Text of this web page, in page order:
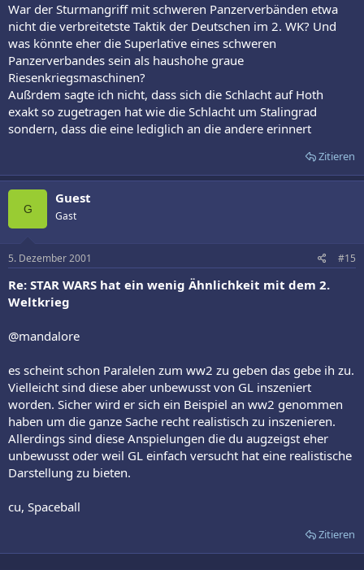
War der Sturmangriff mit schweren Panzerverbänden etwa
nicht die verbreitetste Taktik der Deutschen im 2. WK? Und
was könnte eher die Superlative eines schweren
Panzerverbandes sein als haushohe graue
Riesenkriegsmaschinen?
Außrdem sagte ich nicht, dass sich die Schlacht auf Hoth
exakt so zugetragen hat wie die Schlacht um Stalingrad
sondern, dass die eine lediglich an die andere erinnert
Zitieren
G
Guest
Gast
5. Dezember 2001 #15
Re: STAR WARS hat ein wenig Ähnlichkeit mit dem 2.
Weltkrieg
@mandalore
es scheint schon Paralelen zum ww2 zu geben das gebe ih zu.
Vielleicht sind diese aber unbewusst von GL inszeniert
worden. Sicher wird er sich ein Beispiel an ww2 genommen
haben um die ganze Sache recht realistisch zu inszenieren.
Allerdings sind diese Anspielungen die du augzeigst eher
unbewusst oder weil GL einfach versucht hat eine realistische
Darstellung zu bieten.
cu, Spaceball
Zitieren